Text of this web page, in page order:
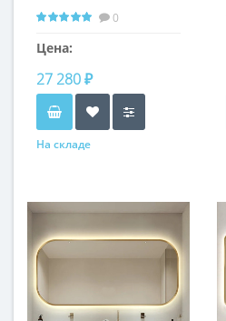
вертикальная устанвка
0
Цена:
27 280 ₽
На складе